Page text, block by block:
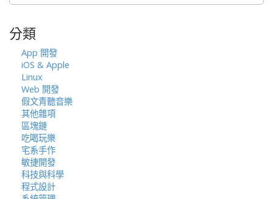
字:
分類
App 開發
iOS & Apple
Linux
Web 開發
假文青聽音樂
其他雜項
區塊鏈
吃喝玩樂
宅系手作
敏捷開發
科技與科學
程式設計